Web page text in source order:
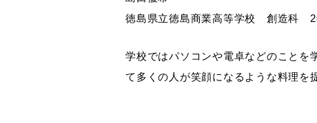
徳島県立徳島商業高等学校 創造科 2
学校ではパソコンや電卓などのことを
て多くの人が笑顔になるような料理を